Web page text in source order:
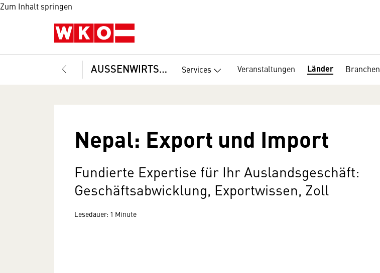
Zum Inhalt springen
AUSSENWIRTSCHAFT Services Veranstaltungen Länder Branchen
Nepal: Export und Import
Fundierte Expertise für Ihr Auslandsgeschäft:
Geschäftsabwicklung, Exportwissen, Zoll
Lesedauer: 1 Minute